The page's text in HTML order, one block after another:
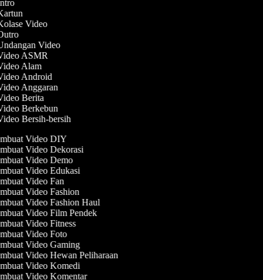
Video
Video
ASMR
Alam
Android
Anggaran
Berita
Berkebun
Bersih-bersih
Video DIY
Video Dekorasi
Video Demo
Video Edukasi
Video Fan
Video Fashion
Video Fashion Haul
Video Film Pendek
Video Fitness
Video Foto
Video Gaming
Video Hewan Peliharaan
Video Komedi
Video Komentar